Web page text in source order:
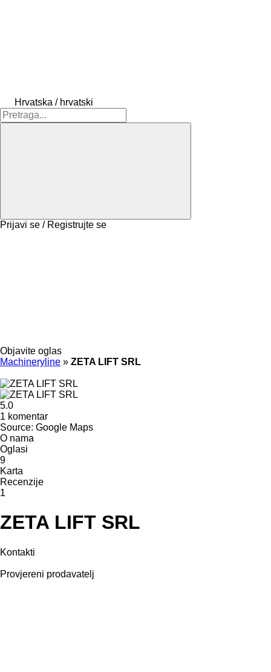
Hrvatska / hrvatski
Prijavi se / Registrujte se
Objavite oglas
Machineryline » ZETA LIFT SRL
5.0
1 komentar
Source: Google Maps
O nama
Oglasi
9
Karta
Recenzije
1
ZETA LIFT SRL
Kontakti
Provjereni prodavatelj